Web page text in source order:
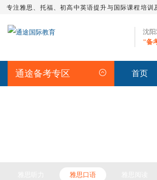
专注雅思、托福、初高中英语提升与国际课程培
沈阳
"备
通途备考专区 首页
雅思口语